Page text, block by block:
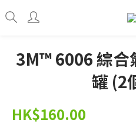
3M™ 6006 綜合
罐 (2
HK$160.00